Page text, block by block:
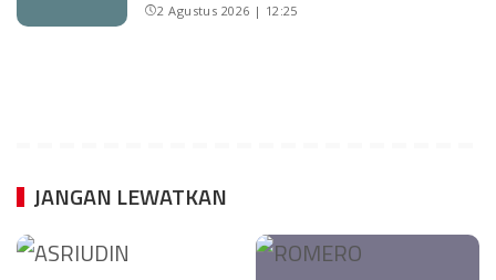
2 Agustus 2026 | 12:25
JANGAN LEWATKAN